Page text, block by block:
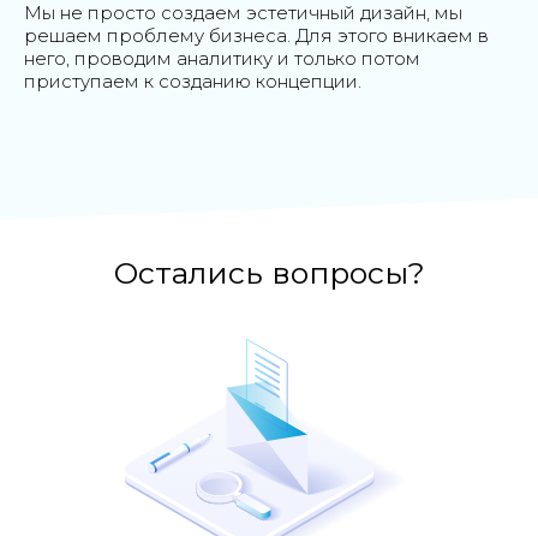
Мы не просто создаем эстетичный дизайн, мы
решаем проблему бизнеса. Для этого вникаем в
него, проводим аналитику и только потом
приступаем к созданию концепции.
Остались вопросы?